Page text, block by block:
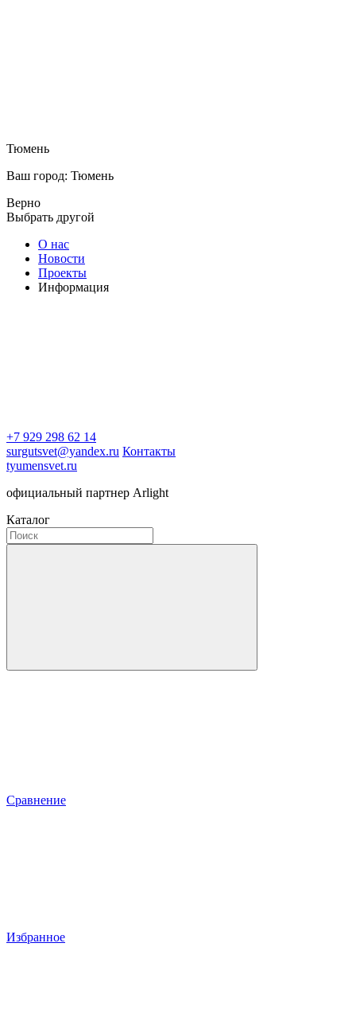
Тюмень
Ваш город: Тюмень
Верно
Выбрать другой
О нас
Новости
Проекты
Информация
+7 929 298 62 14
surgutsvet@yandex.ru Контакты
tyumensvet.ru
официальный партнер Arlight
Каталог
Сравнение
Избранное